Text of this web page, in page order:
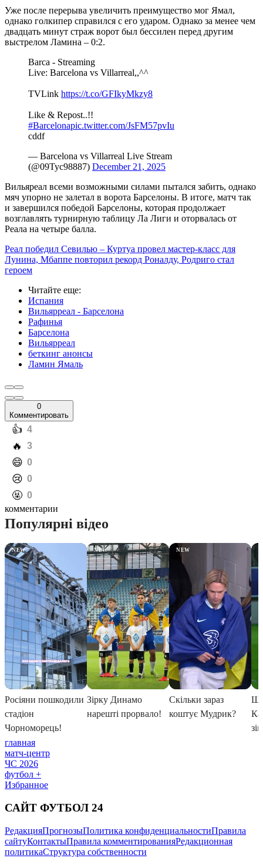
Уже после перерыва увеличить преимущество мог Ямал,
однако голкипер справился с его ударом. Однако за менее чем
двадцать минут страж ворот был бессилен перед другим
выстрелом Ламина – 0:2.
Barca - Streaming
Live: Barcelona vs Villarreal,,^^
TVLink https://t.co/GFIkyMkzy8
Like & Repost..!!
#Barcelonapic.twitter.com/JsFM57pvIu
cddf
— Barcelona vs Villarreal Live Stream
(@09Tyc98887) December 21, 2025
Вильяреал всеми возможными силами пытался забить, однако
мяч упорно не залетал в ворота Барселоны. В итоге, матч так
и завершился победой Барселоны, которая продолжает
возглавлять турнирную таблицу Ла Лиги и оторвалась от
Реала на четыре балла.
Реал победил Севилью – Куртуа провел мастер-класс для
Лунина, Мбаппе повторил рекорд Роналду, Родриго стал
героем
Читайте еще:
Испания
Вильярреал - Барселона
Рафинья
Барселона
Вильярреал
беткинг анонсы
Ламин Ямаль
0
Комментировать
️👍 4
️🔥 3
️😄 0
️😢 0
️🤬 0
комментарии
главная
матч-центр
ЧС 2026
футбол +
Избранное
САЙТ ФУТБОЛ 24
РедакцияПрогнозыПолитика конфиденциальностиПравила
сайтуКонтактыПравила комментированияРедакционная
политикаСтруктура собственности